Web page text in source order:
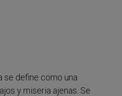
se define como una
y miseria ajenas. Se